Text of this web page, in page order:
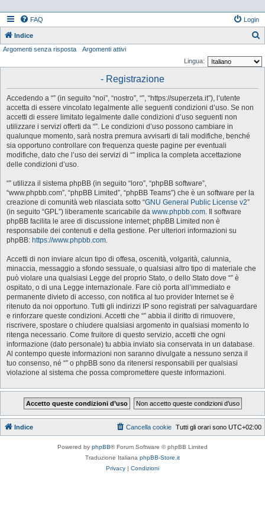
FAQ Login
Indice
Argomenti senza risposta
Argomenti attivi
Lingua:
- Registrazione
Accedendo a “” (in seguito “noi”, “nostro”, “”, “https://superzeta.it”), l’utente
accetta di essere vincolato legalmente alle seguenti condizioni d’uso. Se non
accetti di essere limitato legalmente dalle condizioni d’uso seguenti non
utilizzare i servizi offerti da “”. Le condizioni d’uso possono cambiare in
qualunque momento, sarà nostra premura avvisarti di tali modifiche, benché
sia opportuno controllare con frequenza queste pagine per eventuali
modifiche, dato che l’uso dei servizi di “” implica la completa accettazione
delle condizioni d’uso.
“” utilizza il sistema phpBB (in seguito “loro”, “phpBB software”,
“www.phpbb.com”, “phpBB Limited”, “phpBB Teams”) che è un software per la
creazione di comunità web rilasciata sotto “GNU General Public License v2”
(in seguito “GPL”) liberamente scaricabile da www.phpbb.com. Il software
phpBB facilita le aree di discussione internet; phpBB Limited non è
responsabile dei contenuti e della gestione. Per ulteriori informazioni su
phpBB: https://www.phpbb.com.
Accetti di non inviare alcun tipo di offesa, oscenità, volgarità, calunnia,
minaccia, messaggio a sfondo sessuale, o qualsiasi altro tipo di materiale che
può violare una qualsiasi Legge del proprio Stato, o dello Stato dove “” è
ospitato, o di una Legge internazionale. Fare ciò porta all’immediato e
permanente divieto di accesso, con notifica al tuo provider Internet se è
ritenuto da noi opportuno. Tutti gli indirizzi IP sono registrati per salvaguardare
e rinforzare queste condizioni. Accetti che “” abbia il diritto di rimuovere,
riscrivere, spostare o chiudere qualsiasi argomento in qualsiasi momento lo
ritenga necessario. Come fruitore di questo servizio, accetti che ogni
informazione (dato personale) tu abbia inviato sia conservata in un database.
Al contempo queste informazioni non saranno divulgate a nessuno senza il
tuo consenso, né “” o phpBB sono da ritenersi responsabili per qualsiasi
violazione al sistema che possa compromettere queste informazioni.
Indice Tutti gli orari sono UTC+02:00
Cancella cookie
Powered by phpBB® Forum Software © phpBB Limited
Traduzione Italiana phpBB-Store.it
Privacy | Condizioni